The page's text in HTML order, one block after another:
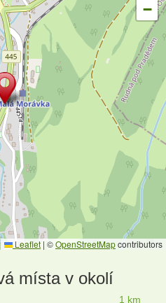
−
Leaflet | ©OpenStreetMapcontributors
místa v okolí
1 km